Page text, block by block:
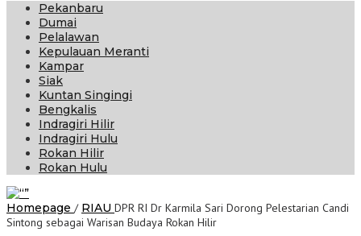
Pekanbaru
Dumai
Pelalawan
Kepulauan Meranti
Kampar
Siak
Kuntan Singingi
Bengkalis
Indragiri Hilir
Indragiri Hulu
Rokan Hilir
Rokan Hulu
Homepage / RIAU DPR RI Dr Karmila Sari Dorong Pelestarian Candi
Sintong sebagai Warisan Budaya Rokan Hilir